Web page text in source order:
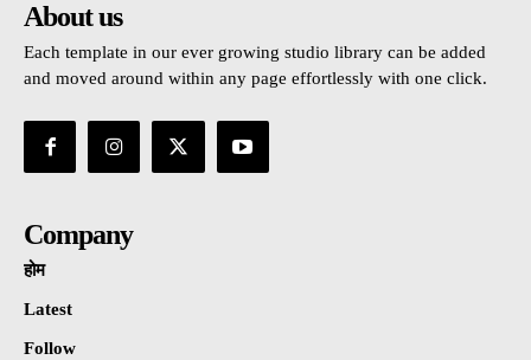
About us
Each template in our ever growing studio library can be added
and moved around within any page effortlessly with one click.
Company
होम
Latest
Follow